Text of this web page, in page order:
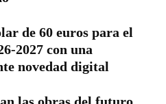
de 60 euros para el
2027 con una
novedad digital